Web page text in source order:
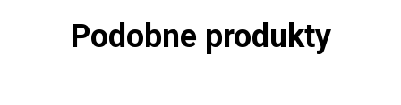
Podobne produkty